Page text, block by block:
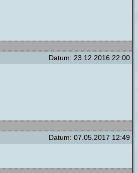
Datum: 23.12.2016 22:00
Datum: 07.05.2017 12:49